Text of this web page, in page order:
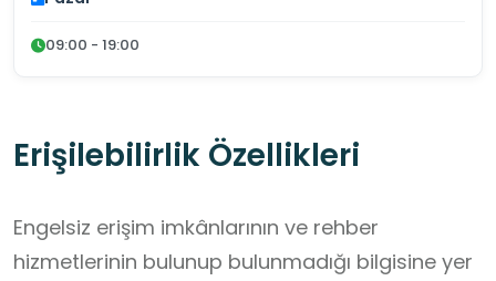
09:00 - 19:00
Erişilebilirlik Özellikleri
Engelsiz erişim imkânlarının ve rehber
hizmetlerinin bulunup bulunmadığı bilgisine yer